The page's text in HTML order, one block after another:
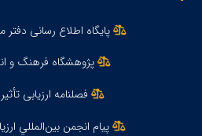
پایگاه اطلاع رسانی
پژوهشگاه فرهنگ و
فصلنامه ارزیابی
پيام انجمن بين‌المللي